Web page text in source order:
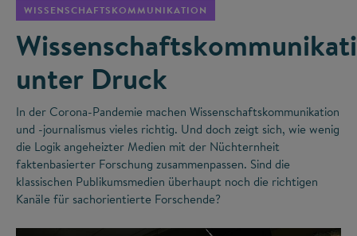
WISSENSCHAFTSKOMMUNIKATION
unter Druck
In der Corona-Pandemie machen Wissenschaftskommunikation
und -journalismus vieles richtig. Und doch zeigt sich, wie wenig
die Logik angeheizter Medien mit der Nüchternheit
faktenbasierter Forschung zusammenpassen. Sind die
klassischen Publikumsmedien überhaupt noch die richtigen
Kanäle für sachorientierte Forschende?